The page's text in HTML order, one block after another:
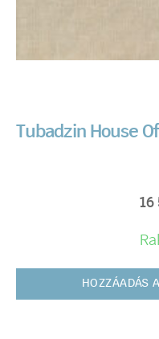
Tubadzin House
16
HOZZÁADÁS